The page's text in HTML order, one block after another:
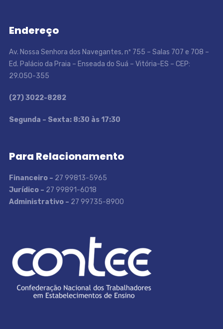
Endereço
Av. Nossa Senhora dos Navegantes, nº 755 – Salas 707 e 708 –
Ed. Palácio da Praia – Enseada do Suá – Vitória-ES – CEP:
29.050-355
(27) 3022-8282
Segunda – Sexta: 8:30 às 17:30
Para Relacionamento
Financeiro – 27 99813-5965
Jurídico – 27 99891-6018
Administrativo – 27 99735-8900